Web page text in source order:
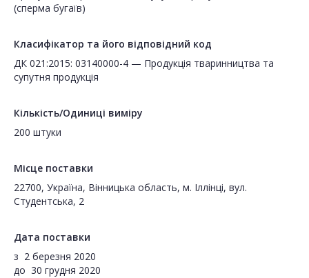
(сперма бугаїв)
Класифікатор та його відповідний код
ДК 021:2015: 03140000-4 — Продукція тваринництва та
супутня продукція
Кількість/Одиниці виміру
200 штуки
Місце поставки
22700, Україна, Вінницька область, м. Іллінці, вул.
Студентська, 2
Дата поставки
з 2 березня 2020
до 30 грудня 2020